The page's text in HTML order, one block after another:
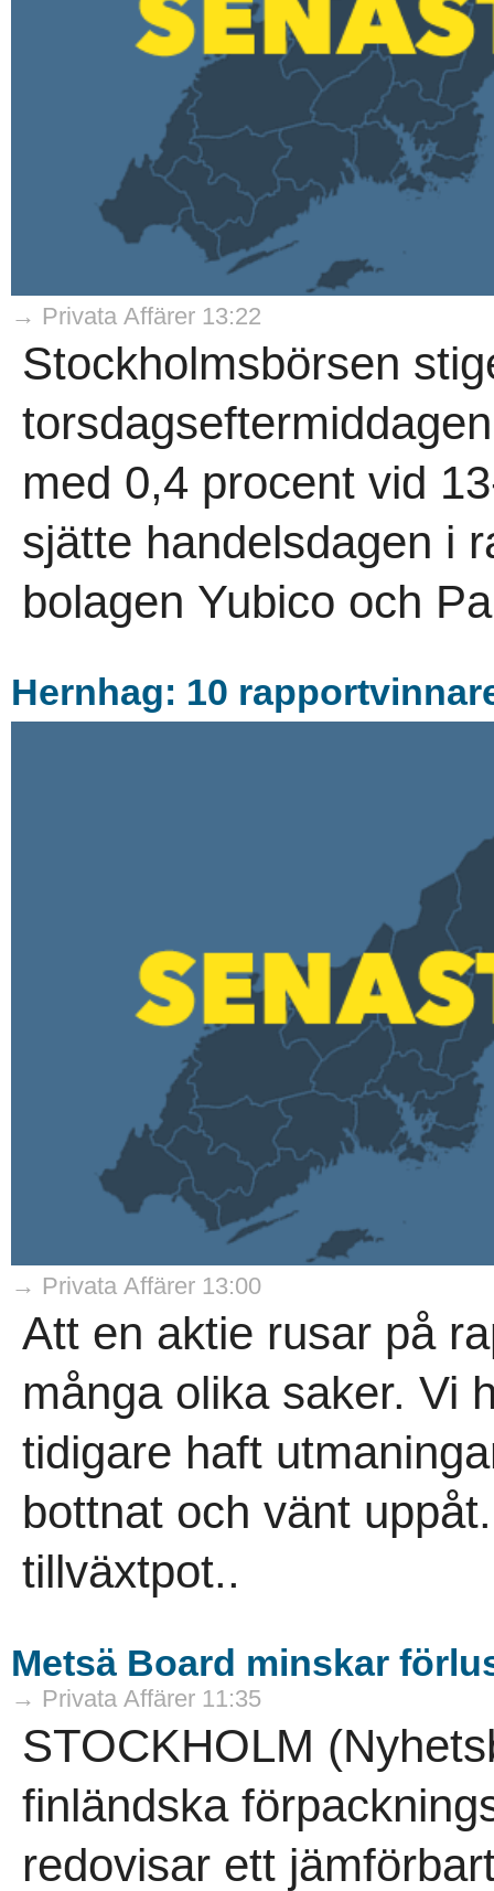
→ Privata Affärer 13:22
Stockholmsbörsen
med 0,4 procent vid
sjätte handelsdagen i
bolagen Yubico och
Hernhag: 10
→ Privata Affärer 13:00
Att en aktie rusar på
många olika saker. Vi
tidigare haft
bottnat och vänt
tillväxtpot..
Metsä Board minskar
→ Privata Affärer 11:35
STOCKHOLM
finländska
redovisar ett